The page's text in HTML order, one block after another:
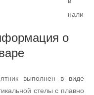
о
выполнен в виде
стелы с плавно